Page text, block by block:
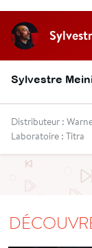
Sylvestre
Distributeur :
Laboratoire : Titra